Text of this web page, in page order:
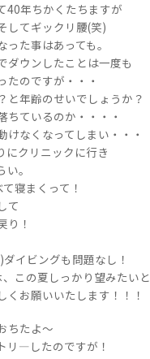
40年ちかくたちますが
してギックリ腰(笑)
た事はあっても。
ダウンしたことは一度も
たのですが・・・
と年齢のせいでしょうか？
ちているのか・・・・
けなくなってしまい・・・
にクリニックに行き
。
寝まくって！
て
り！
イビングも問題なし！
この夏しっかり望みたいと
くお願いいたします！！！
ちたよ～
リ―したのですが！